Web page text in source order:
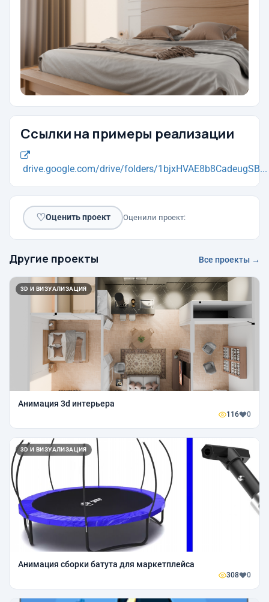
Ссылки на примеры реализации
drive.google.com/drive/folders/1bjxHVAE8b8CadeugSB...
♡Оценить проект Оценили проект:
Другие проекты Все проекты →
3D И ВИЗУАЛИЗАЦИЯ
Анимация 3d интерьера
116 0
3D И ВИЗУАЛИЗАЦИЯ
Анимация сборки батута для маркетплейса
308 0